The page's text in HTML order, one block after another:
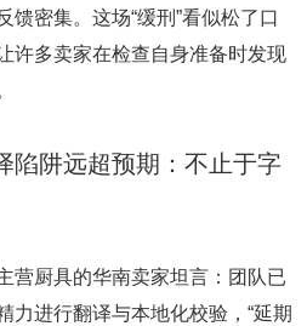
馈密集。这场“缓刑”看似松了口
许多卖家在检查自身准备时发现
陷阱远超预期：不止于字
厨具的华南卖家坦言：团队已
力进行翻译与本地化校验，“延期